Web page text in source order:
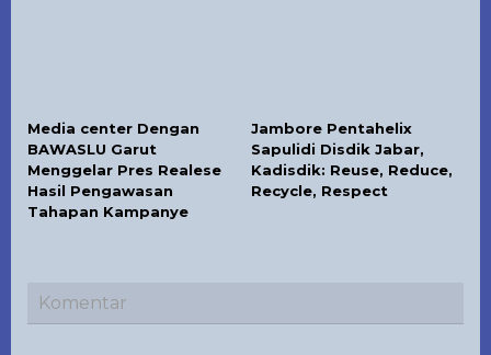
Media center Dengan
BAWASLU Garut
Menggelar Pres Realese
Hasil Pengawasan
Tahapan Kampanye
Jambore Pentahelix
Sapulidi Disdik Jabar,
Kadisdik: Reuse, Reduce,
Recycle, Respect
Komentar